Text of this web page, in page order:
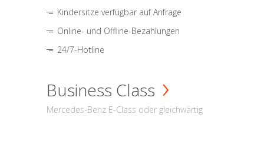
Kindersitze verfügbar auf Anfrage
Online- und Offline-Bezahlungen
24/7-Hotline
Business Class
Mercedes-Benz E-Class oder gleichwärtig